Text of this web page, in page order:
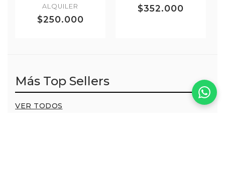
ALQUILER
$250.000
$352.000
Más Top Sellers
VER TODOS